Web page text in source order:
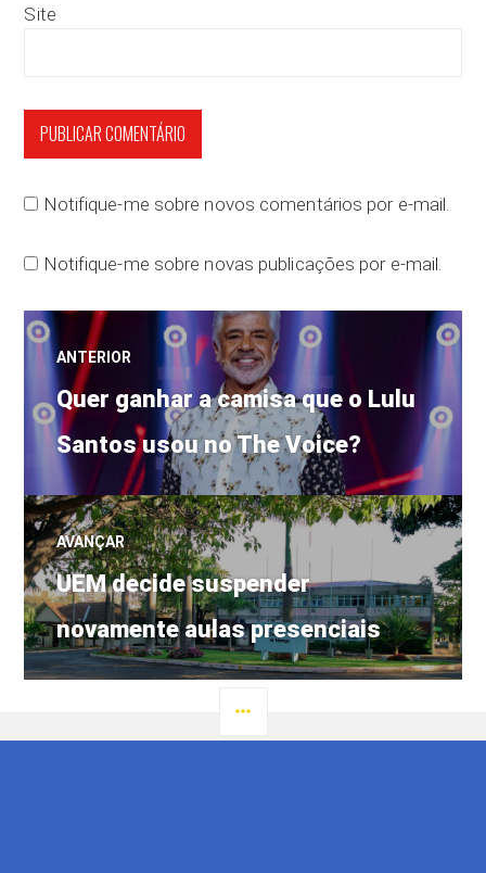
Site
Notifique-me sobre novos comentários por e-mail.
Notifique-me sobre novas publicações por e-mail.
Navegação
de
Post
ANTERIOR
Post
anterior:
Quer ganhar a camisa que o Lulu
Santos usou no The Voice?
AVANÇAR
Próximo
post:
UEM decide suspender
novamente aulas presenciais